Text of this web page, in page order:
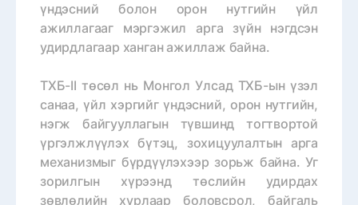
үндэсний болон орон нутгийн үйл
ажиллагааг мэргэжил арга зүйн нэгдсэн
удирдлагаар ханган ажиллаж байна.
ТХБ-II төсөл нь Монгол Улсад ТХБ-ын үзэл
санаа, үйл хэргийг үндэсний, орон нутгийн,
нэгж байгууллагын түвшинд тогтвортой
үргэлжлүүлэх бүтэц, зохицуулалтын арга
механизмыг бүрдүүлэхээр зорьж байна. Уг
зорилгын хүрээнд төслийн удирдах
зөвлөлийн хурлаар боловсрол, байгаль